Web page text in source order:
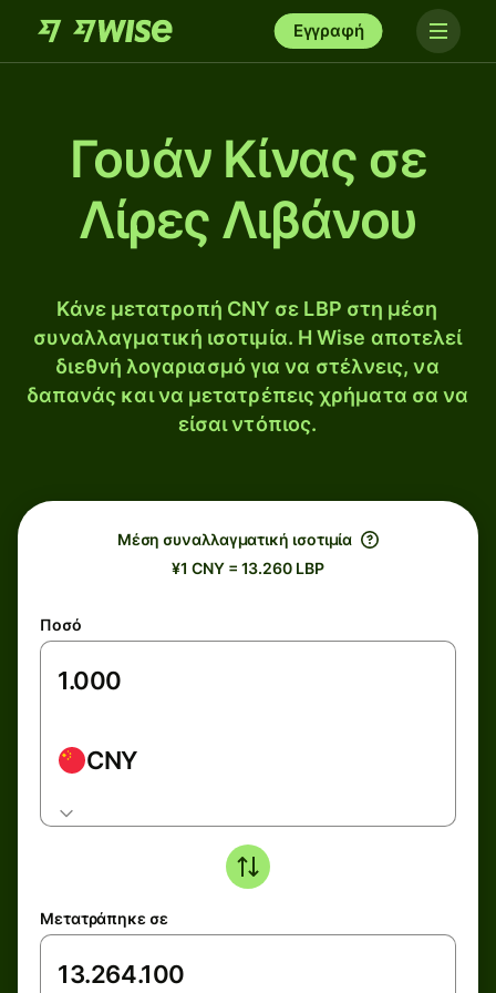
Εγγραφή
Γουάν Κίνας σε
Λίρες Λιβάνου
Κάνε μετατροπή CNY σε LBP στη μέση
συναλλαγματική ισοτιμία. Η Wise αποτελεί
διεθνή λογαριασμό για να στέλνεις, να
δαπανάς και να μετατρέπεις χρήματα σα να
είσαι ντόπιος.
Μέση συναλλαγματική ισοτιμία
¥1 CNY = 13.260 LBP
Ποσό
CNY
Μετατράπηκε σε